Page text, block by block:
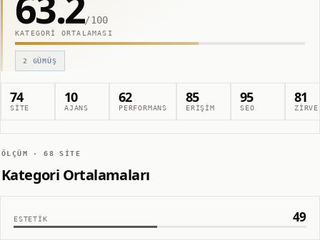
/100
KATEGORI ORTALAMASI
2 GÜMÜŞ
74
SITE
10
AJANS
62
PERFORMANS
85
ERIŞIM
95
SEO
81
ZIRVE
ÖLÇÜM ·68 SITE
Kategori Ortalamaları
ESTETIK 49